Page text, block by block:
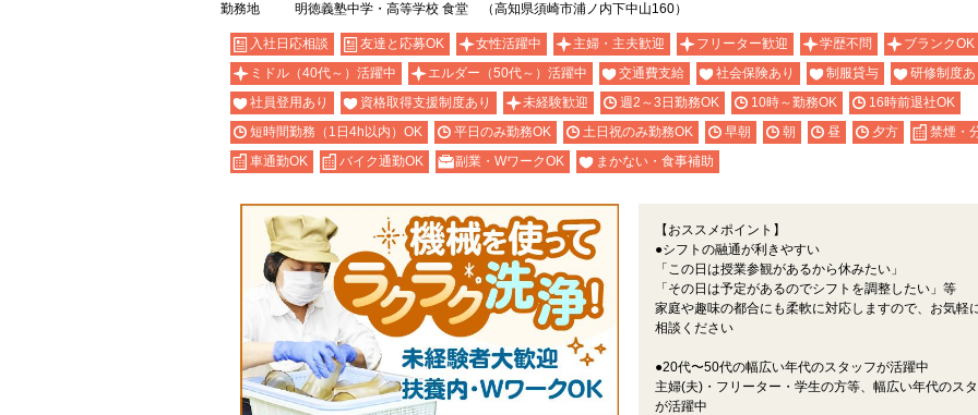
勤務地
明徳義塾中学・高等学校 食堂 （高知県須崎市浦ノ内下中山160）
入社日応相談 友達と応募OK 女性活躍中 主婦・主夫歓迎 フリーター歓迎 学歴不問
ブランクOK
ミドル（40代～）活躍中
エルダー（50代～）活躍中 交通費支給 社会保険あり 制服貸与
研修制度あ
社員登用あり
資格取得支援制度あり 未経験歓迎 週2～3日勤務OK 10時～勤務OK
16時前退社OK
短時間勤務（1日4h以内）OK
平日のみ勤務OK 土日祝のみ勤務OK 早朝 朝 昼 夕方
禁煙・
車通勤OK
バイク通勤OK 副業・WワークOK まかない・食事補助
【おススメポイント】
●シフトの融通が利きやすい
「この日は授業参観があるから休みたい」
「その日は予定があるのでシフトを調整したい」等
家庭や趣味の都合にも柔軟に対応しますので、お気軽
相談ください
●20代〜50代の幅広い年代のスタッフが活躍中
主婦(夫)・フリーター・学生の方等、幅広い年代のス
が活躍中